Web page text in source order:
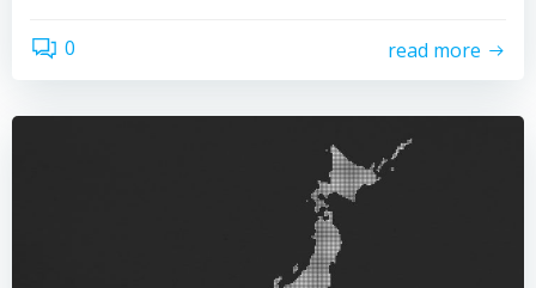
0 read more